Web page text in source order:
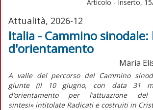
Articolo - Inserto,
Attualità, 2026-12
Italia - Cammino sinodale:
d'orientamento
Maria
A valle del percorso del Cammino
giunte (il 10 giugno, con data 31
d’orientamento per l’attuazione del
sintesi»intitolate Radicati e costruiti in